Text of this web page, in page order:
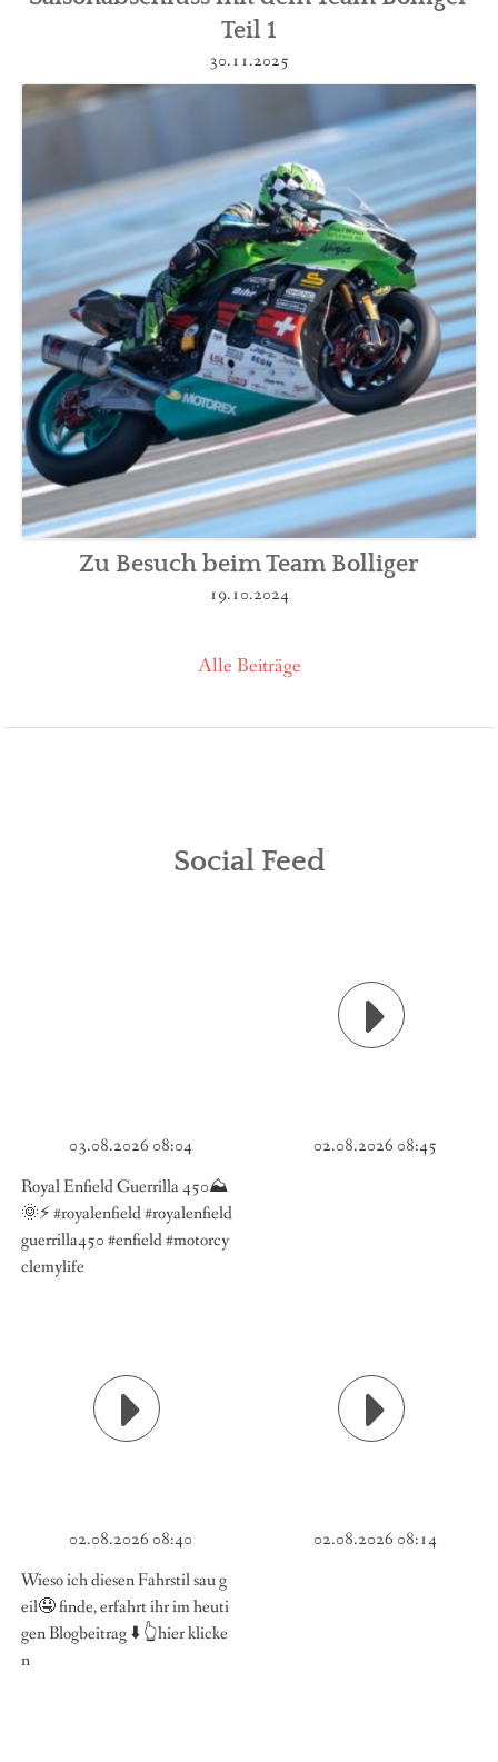
Teil 1
30.11.2025
Zu Besuch beim Team Bolliger
19.10.2024
Alle Beiträge
Social Feed
03.08.2026 08:04
Royal Enfield Guerrilla 450⛰️
🌞⚡ #royalenfield #royalenfield
guerrilla450 #enfield #motorcy
clemylife
02.08.2026 08:45
02.08.2026 08:40
Wieso ich diesen Fahrstil sau g
eil🤤 finde, erfahrt ihr im heuti
gen Blogbeitrag ⬇️ 👆hier klicke
n
02.08.2026 08:14